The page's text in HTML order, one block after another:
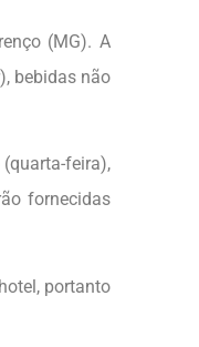
(MG). A
bebidas não
feira),
fornecidas
portanto